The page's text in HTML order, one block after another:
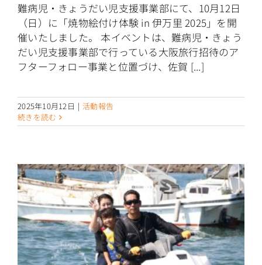
難病児・きょうだい児支援事業部にて、10月12日
（日）に「焼物絵付け体験 in 伊万里 2025」を開
催いたしました。 本イベントは、難病児・きょう
だい児支援事業部で行っている大阪旅行招待のア
フターフォロー事業と位置づけ、佐賀 [...]
2025年10月12日 | 活動報告
続きを読む